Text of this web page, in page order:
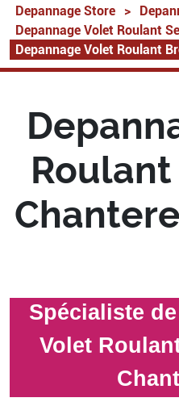
Depannage Store >
Depannage Volet Roulant
Depannage Volet Roulant
Spécialiste
Volet